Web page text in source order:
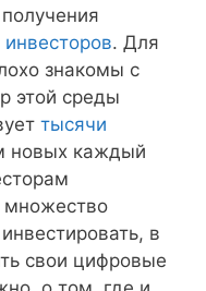
инвесторов. Для
знакомы с
этой среды
тысячи
новых каждый
множество
в
свои цифровые